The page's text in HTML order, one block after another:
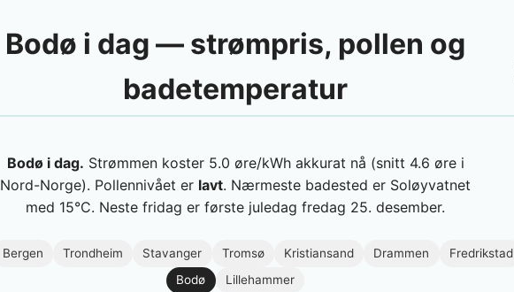
Bodø i dag — strømpris, pollen og
badetemperatur
Bodø i dag. Strømmen koster 5.0 øre/kWh akkurat nå (snitt 4.6 øre i
Nord-Norge). Pollennivået er lavt. Nærmeste badested er Soløyvatnet
med 15°C. Neste fridag er første juledag fredag 25. desember.
Bergen Trondheim Stavanger Tromsø Kristiansand Drammen
Fredrikstad
Bodø
Lillehammer